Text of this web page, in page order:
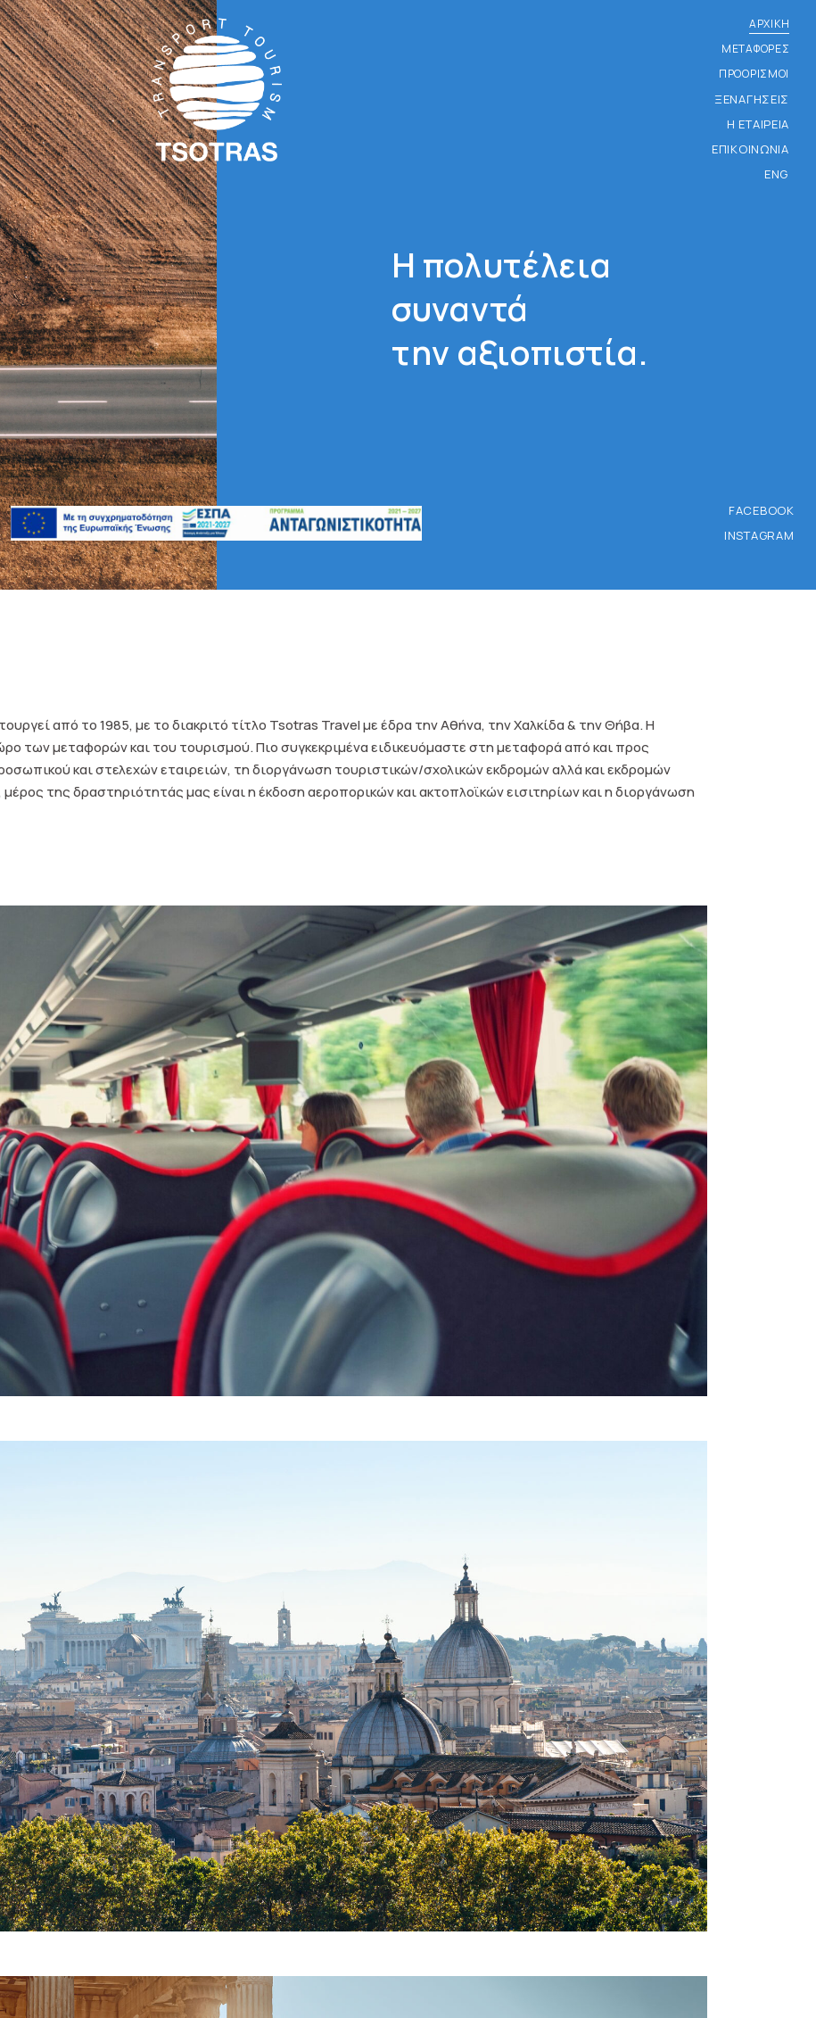
Η πολυτέλεια
συναντά
την αξιοπιστία.
FACEBOOK
INSTAGRAM
ENG
ΑΡΧΙΚΗ
ΠΡΟΟΡΙΣΜΟΙ
ΜΕΤΑΦΟΡΕΣ
ΞΕΝΑΓΗΣΕΙΣ
Η ΕΤΑΙΡΕΙΑ
ΕΠΙΚΟΙΝΩΝΙΑ
από το 1985, με το διακριτό τίτλο Tsotras Travel με έδρα την Αθήνα, την Χαλκίδα & την Θήβα. Η
των μεταφορών και του τουρισμού. Πιο συγκεκριμένα ειδικευόμαστε στη μεταφορά από και προς
και στελεχών εταιρειών, τη διοργάνωση τουριστικών/σχολικών εκδρομών αλλά και εκδρομών
της δραστηριότητάς μας είναι η έκδοση αεροπορικών και ακτοπλοϊκών εισιτηρίων και η διοργάνωση